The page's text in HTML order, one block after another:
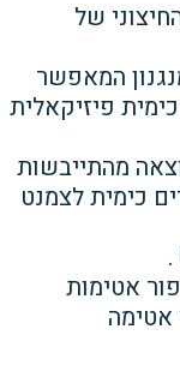
של
המאפשר
פיזיקאלית
מהתייבשות
כימית לצמנט
אטימות